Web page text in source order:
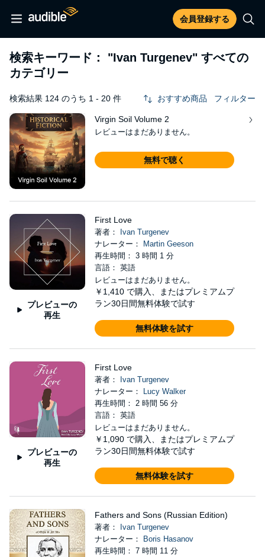
会員登録する
検索キーワード： "Ivan Turgenev" すべての
カテゴリー
検索結果 124 のうち 1 - 20 件 おすすめ商品 フィルター
Virgin Soil Volume 2
レビューはまだありません。
無料で聴く
プレビューの
再生
First Love
著者：
Ivan Turgenev
ナレーター：
Martin Geeson
再生時間： 3 時間 1 分
言語： 英語
レビューはまだありません。
￥1,410 で購入、またはプレミアムプ
ラン30日間無料体験で試す
無料体験を試す
プレビューの
再生
First Love
著者：
Ivan Turgenev
ナレーター：
Lucy Walker
再生時間： 2 時間 56 分
言語： 英語
レビューはまだありません。
￥1,090 で購入、またはプレミアムプ
ラン30日間無料体験で試す
無料体験を試す
Fathers and Sons (Russian Edition)
著者：
Ivan Turgenev
ナレーター：
Boris Hasanov
再生時間： 7 時間 11 分